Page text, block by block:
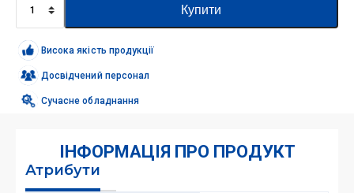
штуцер
METR
24-
гайка
O'R
METR
24.
кількість
Купити
Висока якість продукції
Досвідчений персонал
Сучасне обладнання
ІНФОРМАЦІЯ ПРО ПРОДУКТ
Атрибути